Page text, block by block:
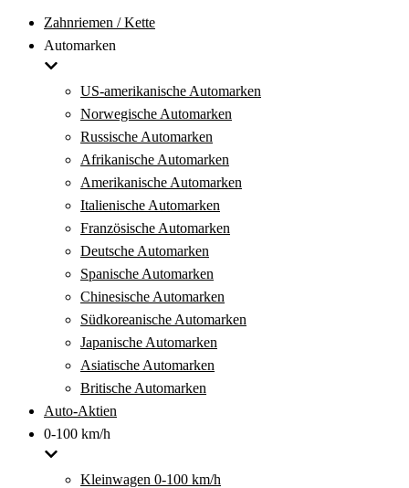
Zahnriemen / Kette
Automarken
US-amerikanische Automarken
Norwegische Automarken
Russische Automarken
Afrikanische Automarken
Amerikanische Automarken
Italienische Automarken
Französische Automarken
Deutsche Automarken
Spanische Automarken
Chinesische Automarken
Südkoreanische Automarken
Japanische Automarken
Asiatische Automarken
Britische Automarken
Auto-Aktien
0-100 km/h
Kleinwagen 0-100 km/h